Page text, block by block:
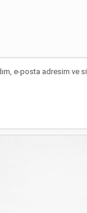
e-posta adresim ve